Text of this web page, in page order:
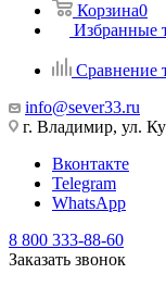
Корзина0
Избранные
Сравнение
info@sever33.ru
г. Владимир, ул.
Вконтакте
Telegram
WhatsApp
8 800 333-88-60
Заказать звонок